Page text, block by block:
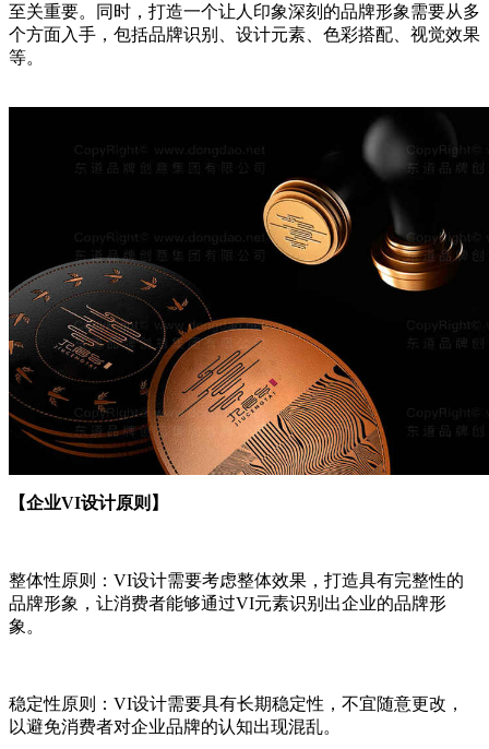
至关重要。同时，打造一个让人印象深刻的品牌形象需要从多
个方面入手，包括品牌识别、设计元素、色彩搭配、视觉效果
等。
【企业VI设计原则】
整体性原则：VI设计需要考虑整体效果，打造具有完整性的
品牌形象，让消费者能够通过VI元素识别出企业的品牌形
象。
稳定性原则：VI设计需要具有长期稳定性，不宜随意更改，
以避免消费者对企业品牌的认知出现混乱。